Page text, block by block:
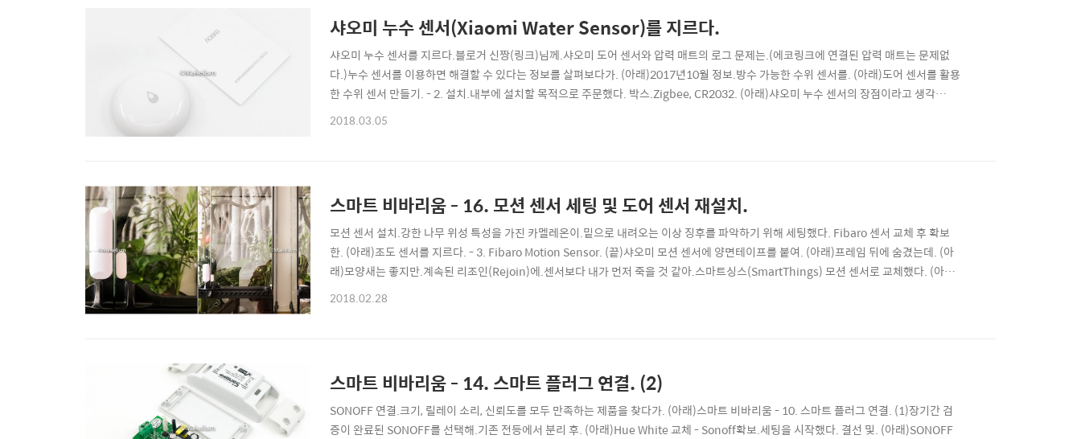
샤오미 누수 센서(Xiaomi Water Sensor)를 지르다.
샤오미 누수 센서를 지르다.블로거 신짱(링크)님께.샤오미 도어 센서와 압력 매트의 로그 문제는.(에코링크에 연결된 압력 매트는 문제없
다.)누수 센서를 이용하면 해결할 수 있다는 정보를 살펴보다가. (아래)2017년10월 정보.방수 가능한 수위 센서를. (아래)도어 센서를 활용
한 수위 센서 만들기. - 2. 설치.내부에 설치할 목적으로 주문했다. 박스.Zigbee, CR2032. (아래)샤오미 누수 센서의 장점이라고 생각
한.IP67 방수 등급이 보이지 않아.내가 놓친 부분이 있는지 찾아봤는데.판매 페이지에는 방수 기능 설명이 있다. 구성품.패키징은. (아래)양
2018.03.05
스마트 비바리움 - 16. 모션 센서 세팅 및 도어 센서 재설치.
모션 센서 설치.강한 나무 위성 특성을 가진 카멜레온이.밑으로 내려오는 이상 징후를 파악하기 위해 세팅했다. Fibaro 센서 교체 후 확보
한. (아래)조도 센서를 지르다. - 3. Fibaro Motion Sensor. (끝)샤오미 모션 센서에 양면테이프를 붙여. (아래)프레임 뒤에 숨겼는데. (아
래)모양새는 좋지만.계속된 리조인(Rejoin)에.센서보다 내가 먼저 죽을 것 같아.스마트싱스(SmartThings) 모션 센서로 교체했다. (아래)
샤오미 센서에 비해 많이 크고.센서 감지 범위가 제품 중앙을 기준으로 대칭이 아니라.적당한 설치 위치를 찾기가 어려웠지만.블로거 신짱
2018.02.28
스마트 비바리움 - 14. 스마트 플러그 연결. (2)
SONOFF 연결.크기, 릴레이 소리, 신뢰도를 모두 만족하는 제품을 찾다가. (아래)스마트 비바리움 - 10. 스마트 플러그 연결. (1)장기간 검
증이 완료된 SONOFF를 선택해.기존 전등에서 분리 후. (아래)Hue White 교체 - Sonoff확보.세팅을 시작했다. 결선 및. (아래)SONOFF